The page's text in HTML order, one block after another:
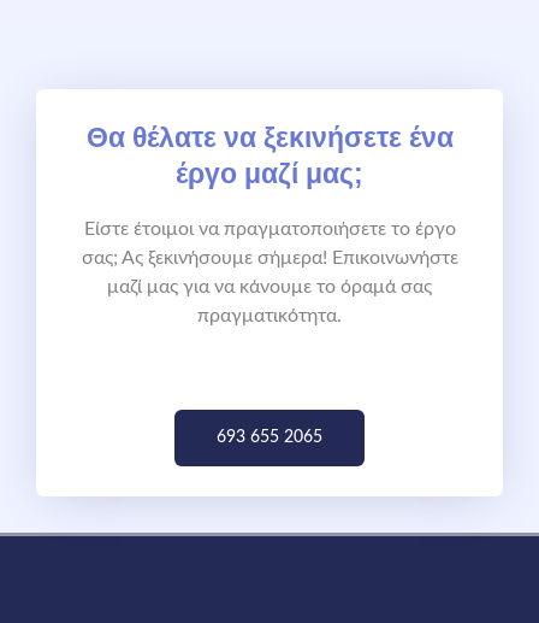
Θα θέλατε να ξεκινήσετε ένα
έργο μαζί μας;
Είστε έτοιμοι να πραγματοποιήσετε το έργο
σας; Ας ξεκινήσουμε σήμερα! Επικοινωνήστε
μαζί μας για να κάνουμε το όραμά σας
πραγματικότητα.
693 655 2065